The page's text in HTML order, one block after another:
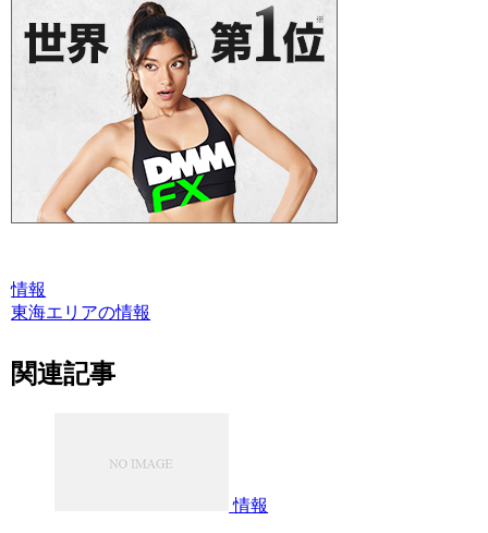
情報
東海エリアの情報
関連記事
情報